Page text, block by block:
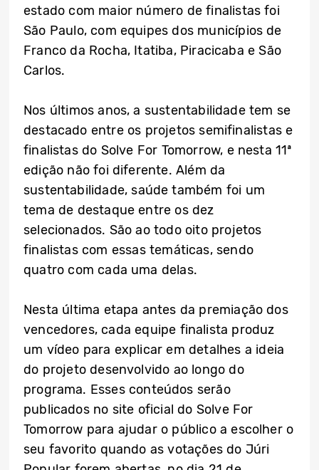
estado com maior número de finalistas foi
São Paulo, com equipes dos municípios de
Franco da Rocha, Itatiba, Piracicaba e São
Carlos.
Nos últimos anos, a sustentabilidade tem se
destacado entre os projetos semifinalistas e
finalistas do Solve For Tomorrow, e nesta 11ª
edição não foi diferente. Além da
sustentabilidade, saúde também foi um
tema de destaque entre os dez
selecionados. São ao todo oito projetos
finalistas com essas temáticas, sendo
quatro com cada uma delas.
Nesta última etapa antes da premiação dos
vencedores, cada equipe finalista produz
um vídeo para explicar em detalhes a ideia
do projeto desenvolvido ao longo do
programa. Esses conteúdos serão
publicados no site oficial do Solve For
Tomorrow para ajudar o público a escolher o
seu favorito quando as votações do Júri